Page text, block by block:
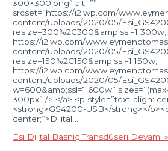
300×300.png” alt=””
srcset=”https://i2.wp.com/
content/uploads/2020/05/
resize=300%2C300&amp;ssl=1 300w,
https://i2.wp.com/
content/uploads/2020/05/
resize=150%2C150&amp;ssl=1 150w,
https://i2.wp.com/
content/uploads/2020/05/
w=600&amp;ssl=1 600w”
300px” /> </a> <p style=”text-align:
<strong>GS4200-USB</strong></
center;”>Dijital …
Esi Dijital Basnıç Transdüseri Devamı »